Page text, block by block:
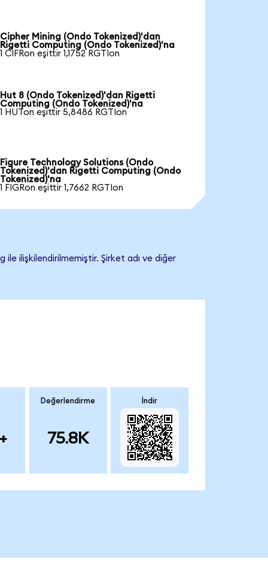
Cipher Mining (Ondo Tokenized)'dan
Rigetti Computing (Ondo Tokenized)'na
1 CIFRon eşittir 1,1752 RGTIon
Hut 8 (Ondo Tokenized)'dan Rigetti
Computing (Ondo Tokenized)'na
1 HUTon eşittir 5,8486 RGTIon
Figure Technology Solutions (Ondo
Tokenized)'dan Rigetti Computing (Ondo
Tokenized)'na
1 FIGRon eşittir 1,7662 RGTIon
ilişkilendirilmemiştir. Şirket adı ve diğer
Değerlendirme
75.8K
İndir